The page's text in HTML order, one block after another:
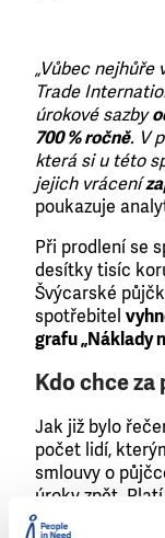
„Vůbec nejhůře
Trade
úrokové sazby
700 % ročně. V
která si u této
jejich vrácení
poukazuje
Při prodlení se
desítky tisíc
Švýcarské
spotřebitel
grafu „Náklady
Kdo chce
Jak již bylo
počet lidí,
smlouvy o
úroky zpět.
převyšující cca